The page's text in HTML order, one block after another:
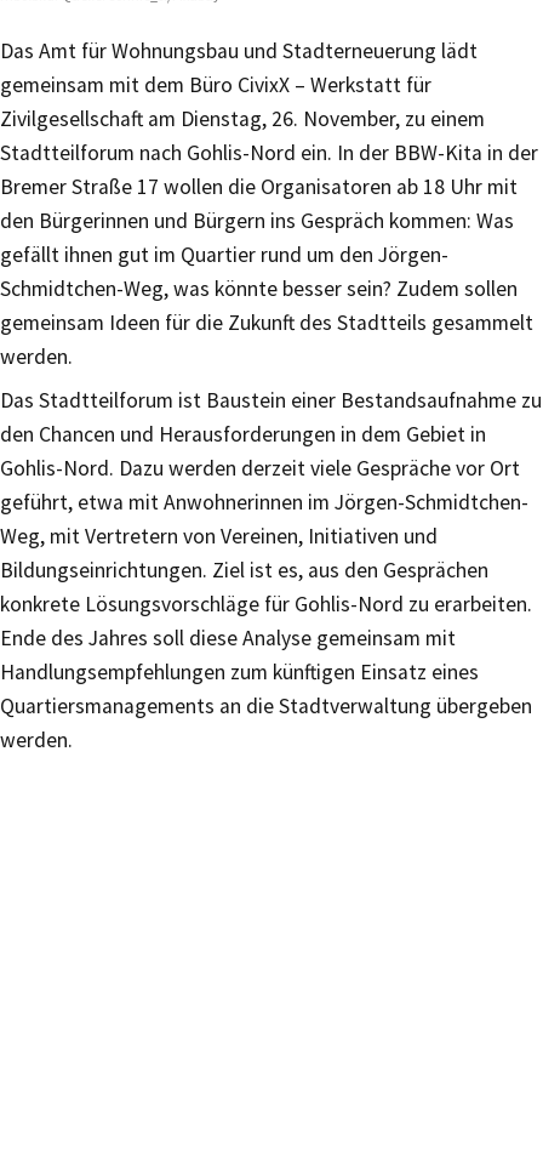
Das Amt für Wohnungsbau und Stadterneuerung lädt
gemeinsam mit dem Büro CivixX – Werkstatt für
Zivilgesellschaft am Dienstag, 26. November, zu einem
Stadtteilforum nach Gohlis-Nord ein. In der BBW-Kita in der
Bremer Straße 17 wollen die Organisatoren ab 18 Uhr mit
den Bürgerinnen und Bürgern ins Gespräch kommen: Was
gefällt ihnen gut im Quartier rund um den Jörgen-
Schmidtchen-Weg, was könnte besser sein? Zudem sollen
gemeinsam Ideen für die Zukunft des Stadtteils gesammelt
werden.
Das Stadtteilforum ist Baustein einer Bestandsaufnahme zu
den Chancen und Herausforderungen in dem Gebiet in
Gohlis-Nord. Dazu werden derzeit viele Gespräche vor Ort
geführt, etwa mit Anwohnerinnen im Jörgen-Schmidtchen-
Weg, mit Vertretern von Vereinen, Initiativen und
Bildungseinrichtungen. Ziel ist es, aus den Gesprächen
konkrete Lösungsvorschläge für Gohlis-Nord zu erarbeiten.
Ende des Jahres soll diese Analyse gemeinsam mit
Handlungsempfehlungen zum künftigen Einsatz eines
Quartiersmanagements an die Stadtverwaltung übergeben
werden.